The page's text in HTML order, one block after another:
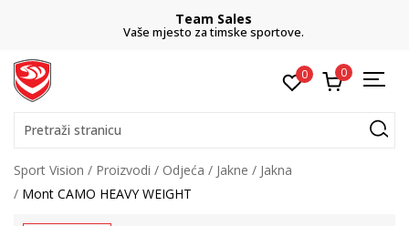
Team Sales
Vaše mjesto za timske sportove.
0 0
Pretraži stranicu
Sport Vision Proizvodi Odjeća Jakne
Jakna
Mont CAMO HEAVY WEIGHT